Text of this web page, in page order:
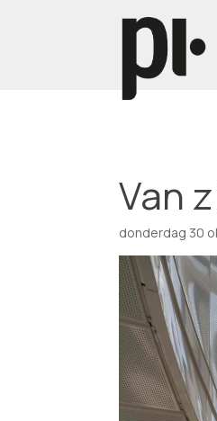
Van
donderdag 30